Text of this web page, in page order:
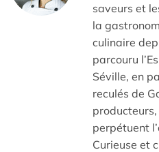
saveurs et
la
culinaire
parcouru
Séville, en
reculés de
perpétuent
Curieuse et